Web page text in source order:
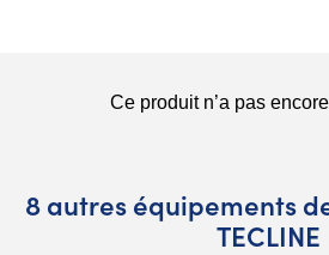
8 autres équipements
TECLINE